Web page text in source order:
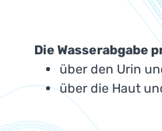
Die Wasserabgabe
über den Urin
über die Haut